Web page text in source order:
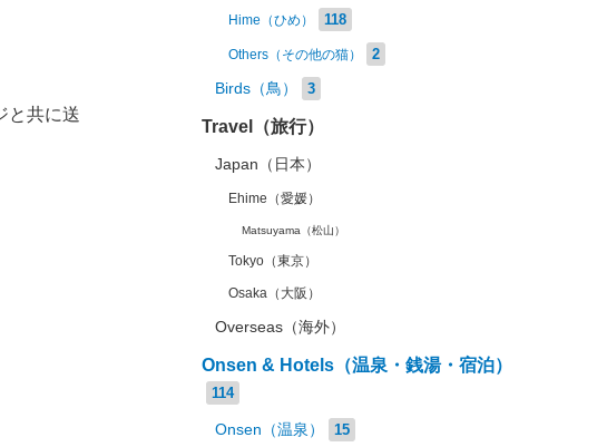
と共に送
Hime（ひめ） 118
Others（その他の猫） 2
Birds（鳥） 3
Travel（旅行）
Japan（日本）
Ehime（愛媛）
Matsuyama（松山）
Tokyo（東京）
Osaka（大阪）
Overseas（海外）
Onsen & Hotels（温泉・銭湯・宿泊）
114
Onsen（温泉） 15